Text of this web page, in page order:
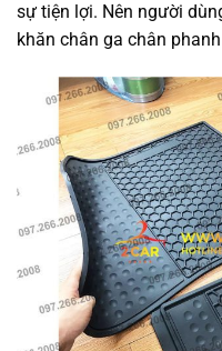
sự tiện lợi. Nên người
khăn chân ga chân